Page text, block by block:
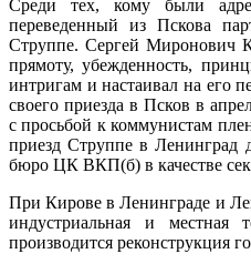
Среди тех, кому были
переведенный из Пскова
Струппе. Сергей Миронович
прямоту, убежденность,
интригам и настаивал на его
своего приезда в Псков в
с просьбой к коммунистам
приезд Струппе в Ленинград
бюро ЦК ВКП(б) в качестве
При Кирове в Ленинграде и
индустриальная и местная
производится реконструкция